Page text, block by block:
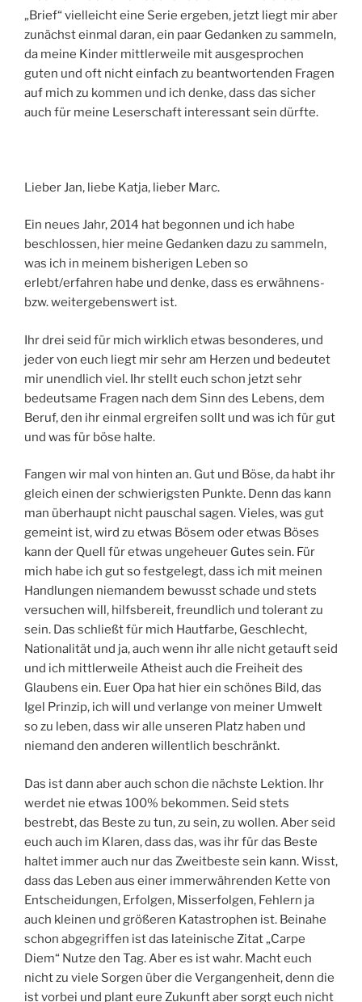
„Brief“ vielleicht eine Serie ergeben, jetzt liegt mir aber
zunächst einmal daran, ein paar Gedanken zu sammeln,
da meine Kinder mittlerweile mit ausgesprochen
guten und oft nicht einfach zu beantwortenden Fragen
auf mich zu kommen und ich denke, dass das sicher
auch für meine Leserschaft interessant sein dürfte.
Lieber Jan, liebe Katja, lieber Marc.
Ein neues Jahr, 2014 hat begonnen und ich habe
beschlossen, hier meine Gedanken dazu zu sammeln,
was ich in meinem bisherigen Leben so
erlebt/erfahren habe und denke, dass es erwähnens-
bzw. weitergebenswert ist.
Ihr drei seid für mich wirklich etwas besonderes, und
jeder von euch liegt mir sehr am Herzen und bedeutet
mir unendlich viel. Ihr stellt euch schon jetzt sehr
bedeutsame Fragen nach dem Sinn des Lebens, dem
Beruf, den ihr einmal ergreifen sollt und was ich für gut
und was für böse halte.
Fangen wir mal von hinten an. Gut und Böse, da habt ihr
gleich einen der schwierigsten Punkte. Denn das kann
man überhaupt nicht pauschal sagen. Vieles, was gut
gemeint ist, wird zu etwas Bösem oder etwas Böses
kann der Quell für etwas ungeheuer Gutes sein. Für
mich habe ich gut so festgelegt, dass ich mit meinen
Handlungen niemandem bewusst schade und stets
versuchen will, hilfsbereit, freundlich und tolerant zu
sein. Das schließt für mich Hautfarbe, Geschlecht,
Nationalität und ja, auch wenn ihr alle nicht getauft seid
und ich mittlerweile Atheist auch die Freiheit des
Glaubens ein. Euer Opa hat hier ein schönes Bild, das
Igel Prinzip, ich will und verlange von meiner Umwelt
so zu leben, dass wir alle unseren Platz haben und
niemand den anderen willentlich beschränkt.
Das ist dann aber auch schon die nächste Lektion. Ihr
werdet nie etwas 100% bekommen. Seid stets
bestrebt, das Beste zu tun, zu sein, zu wollen. Aber seid
euch auch im Klaren, dass das, was ihr für das Beste
haltet immer auch nur das Zweitbeste sein kann. Wisst,
dass das Leben aus einer immerwährenden Kette von
Entscheidungen, Erfolgen, Misserfolgen, Fehlern ja
auch kleinen und größeren Katastrophen ist. Beinahe
schon abgegriffen ist das lateinische Zitat „Carpe
Diem“ Nutze den Tag. Aber es ist wahr. Macht euch
nicht zu viele Sorgen über die Vergangenheit, denn die
ist vorbei und plant eure Zukunft aber sorgt euch nicht